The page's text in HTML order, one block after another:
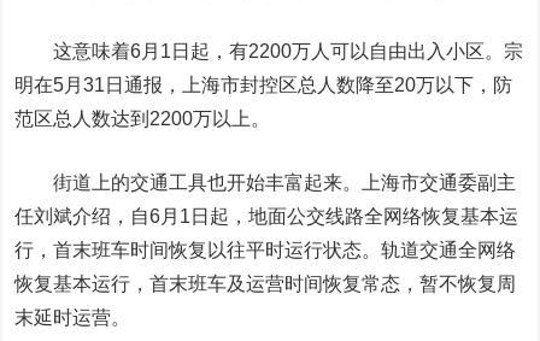
这意味着6月1日起，有2200万人可以自由出入小区。宗
明在5月31日通报，上海市封控区总人数降至20万以下，防
范区总人数达到2200万以上。
街道上的交通工具也开始丰富起来。上海市交通委副主
任刘斌介绍，自6月1日起，地面公交线路全网络恢复基本运
行，首末班车时间恢复以往平时运行状态。轨道交通全网络
恢复基本运行，首末班车及运营时间恢复常态，暂不恢复周
末延时运营。